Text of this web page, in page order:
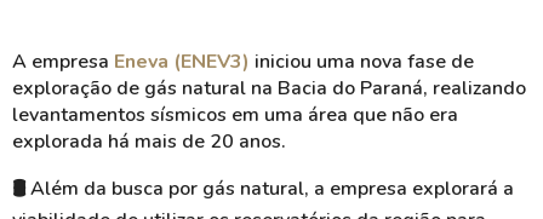
A empresa Eneva (ENEV3) iniciou uma nova fase de
exploração de gás natural na Bacia do Paraná, realizando
levantamentos sísmicos em uma área que não era
explorada há mais de 20 anos.
🛢️ Além da busca por gás natural, a empresa explorará a